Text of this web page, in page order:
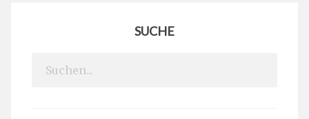
SUCHE
Search